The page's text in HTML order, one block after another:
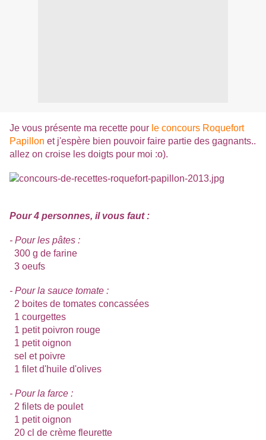
Je vous présente ma recette pour le concours Roquefort
Papillon et j'espère bien pouvoir faire partie des gagnants..
allez on croise les doigts pour moi :o).
Pour 4 personnes, il vous faut :
- Pour les pâtes :
300 g de farine
3 oeufs
- Pour la sauce tomate :
2 boites de tomates concassées
1 courgettes
1 petit poivron rouge
1 petit oignon
sel et poivre
1 filet d'huile d'olives
- Pour la farce :
2 filets de poulet
1 petit oignon
20 cl de crème fleurette